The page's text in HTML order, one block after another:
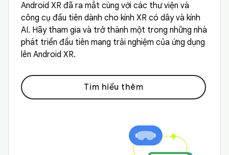
Android XR đã ra mắt cùng với các thư viện và
công cụ đầu tiên dành cho kính XR có dây và kính
AI. Hãy tham gia và trở thành một trong những nhà
phát triển đầu tiên mang trải nghiệm của ứng dụng
lên Android XR.
Tìm hiểu thêm